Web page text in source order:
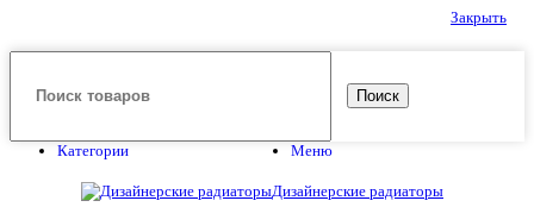
Закрыть
Поиск
Меню
Категории
Дизайнерские радиаторы